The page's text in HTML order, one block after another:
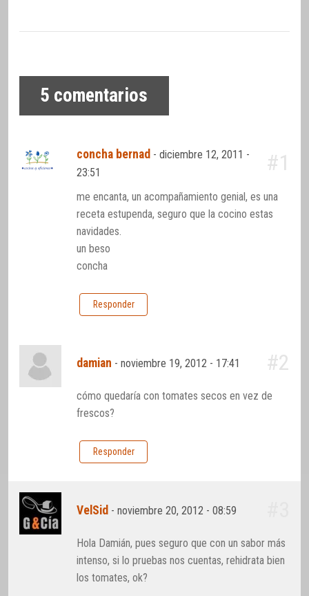
5 comentarios
concha bernad -diciembre 12, 2011 -
23:51
#1
me encanta, un acompañamiento genial, es una
receta estupenda, seguro que la cocino estas
navidades.
un beso
concha
Responder
damian -noviembre 19, 2012 - 17:41 #2
cómo quedaría con tomates secos en vez de
frescos?
Responder
VelSid -noviembre 20, 2012 - 08:59
Hola Damián, pues seguro que con un sabor más
intenso, si lo pruebas nos cuentas, rehidrata bien
los tomates, ok?